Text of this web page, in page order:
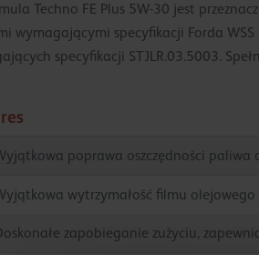
Techno FE Plus 5W-30 jest
wymagającymi specyfikacji Forda
specyfikacji STJLR.03.5003.
poprawa oszczędności paliwa
wytrzymałość filmu
zapobieganie zużyciu,